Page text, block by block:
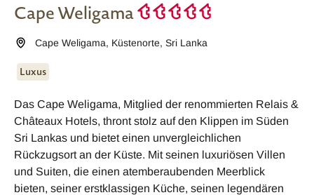
Cape Weligama
Cape Weligama, Küstenorte,Sri Lanka
Luxus
Das Cape Weligama, Mitglied der renommierten Relais &
Châteaux Hotels, thront stolz auf den Klippen im Süden
Sri Lankas und bietet einen unvergleichlichen
Rückzugsort an der Küste. Mit seinen luxuriösen Villen
und Suiten, die einen atemberaubenden Meerblick
bieten, seiner erstklassigen Küche, seinen legendären